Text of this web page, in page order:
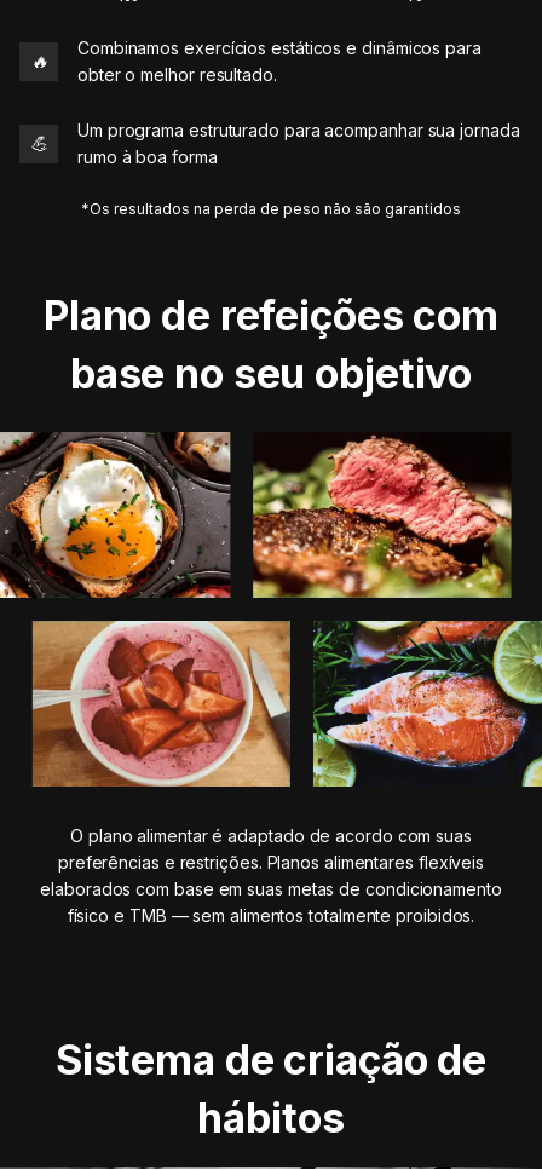
🔥
Combinamos exercícios estáticos e dinâmicos para
obter o melhor resultado.
💪
Um programa estruturado para acompanhar sua jornada
rumo à boa forma
*Os resultados na perda de peso não são garantidos
Plano de refeições com
base no seu objetivo
O plano alimentar é adaptado de acordo com suas
preferências e restrições. Planos alimentares flexíveis
elaborados com base em suas metas de condicionamento
físico e TMB — sem alimentos totalmente proibidos.
Sistema de criação de
hábitos